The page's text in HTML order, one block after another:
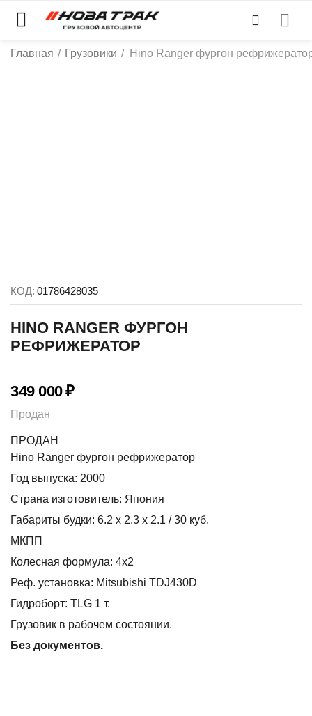
Главная / Грузовики / Hino Ranger фургон
КОД: 01786428035
HINO RANGER ФУРГОН
РЕФРИЖЕРАТОР
349 000₽
Продан
ПРОДАН
Hino Ranger фургон рефрижератор
Год выпуска: 2000
Страна изготовитель: Япония
Габариты будки: 6.2 х 2.3 х 2.1 / 30 куб.
МКПП
Колесная формула: 4х2
Реф. установка: Mitsubishi TDJ430D
Гидроборт: TLG 1 т.
Грузовик в рабочем состоянии.
Без документов.